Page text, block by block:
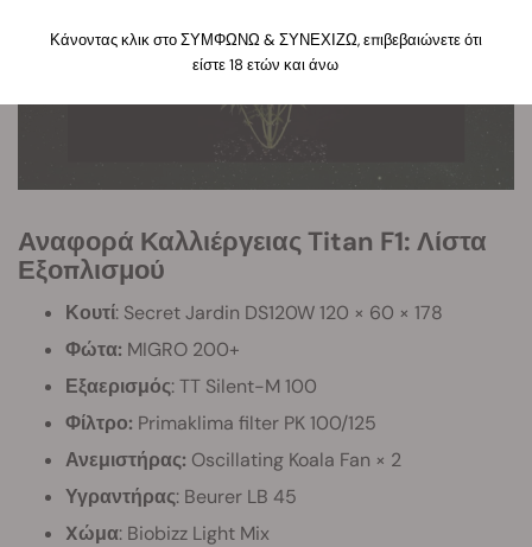
Αναφορά Καλλιέργειας Titan F1: Λίστα
Εξοπλισμού
Κουτί: Secret Jardin DS120W 120 × 60 × 178
Φώτα: MIGRO 200+
Εξαερισμός: TT Silent-M 100
Φίλτρο: Primaklima filter PK 100/125
Ανεμιστήρας: Oscillating Koala Fan × 2
Υγραντήρας: Beurer LB 45
Xώμα: Biobizz Light Mix
Κάνοντας κλικ στο ΣΥΜΦΩΝΩ & ΣΥΝΕΧΙΖΩ, επιβεβαιώνετε ότι
είστε 18 ετών και άνω